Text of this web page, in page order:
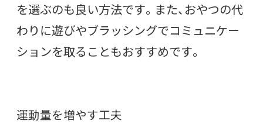
を選ぶのも良い方法です。また、おやつの代
わりに遊びやブラッシングでコミュニケー
ションを取ることもおすすめです。
運動量を増やす工夫